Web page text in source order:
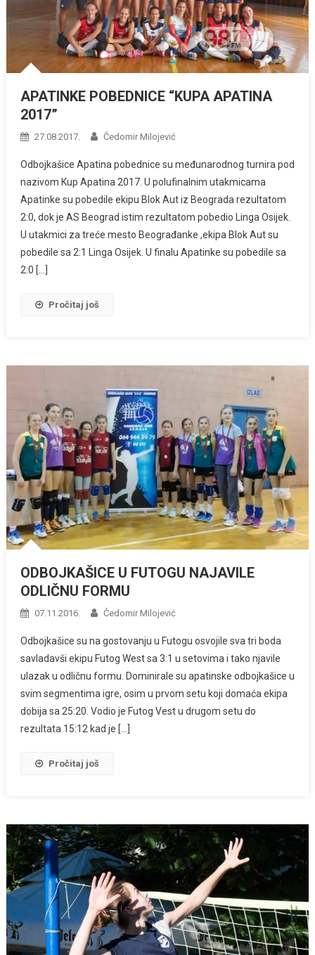
APATINKE POBEDNICE “KUPA APATINA
2017”
27.08.2017. Čedomir Milojević
Odbojkašice Apatina pobednice su međunarodnog turnira pod
nazivom Kup Apatina 2017. U polufinalnim utakmicama
Apatinke su pobedile ekipu Blok Aut iz Beograda rezultatom
2:0, dok je AS Beograd istim rezultatom pobedio Linga Osijek.
U utakmici za treće mesto Beograđanke ,ekipa Blok Aut su
pobedile sa 2:1 Linga Osijek. U finalu Apatinke su pobedile sa
2:0 […]
Pročitaj još
ODBOJKAŠICE U FUTOGU NAJAVILE
ODLIČNU FORMU
07.11.2016. Čedomir Milojević
Odbojkašice su na gostovanju u Futogu osvojile sva tri boda
savladavši ekipu Futog West sa 3:1 u setovima i tako njavile
ulazak u odličnu formu. Dominirale su apatinske odbojkašice u
svim segmentima igre, osim u prvom setu koji domaća ekipa
dobija sa 25:20. Vodio je Futog Vest u drugom setu do
rezultata 15:12 kad je […]
Pročitaj još